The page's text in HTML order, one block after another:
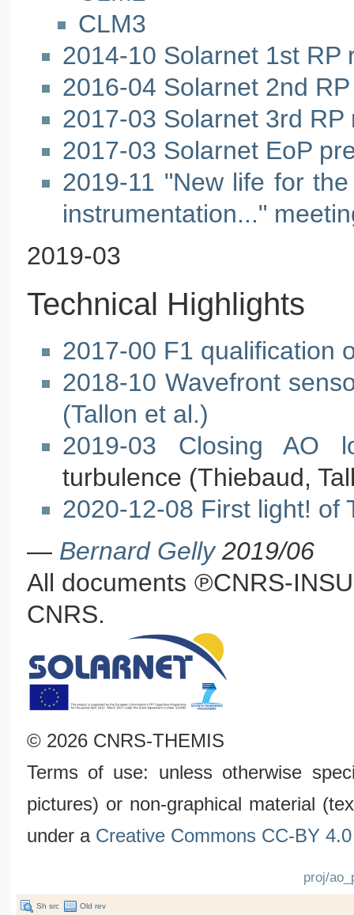
CLM3
2014-10 Solarnet 1st RP
2016-04 Solarnet 2nd
2017-03 Solarnet 3rd RP
2017-03 Solarnet EoP
2019-11 "New life for
instrumentation..."
2019-03
Technical Highlights
2017-00 F1 qualification
2018-10 Wavefront
(Tallon et al.)
2019-03 Closing AO
turbulence (Thiebaud,
2020-12-08 First light! of
— Bernard Gelly2019/06
All documents ℗CNRS-
CNRS.
© 2026 CNRS-THEMIS
Terms of use: unless otherwise
pictures) or non-graphical material
under a Creative Commons CC-BY
proj/
Sh src Old rev